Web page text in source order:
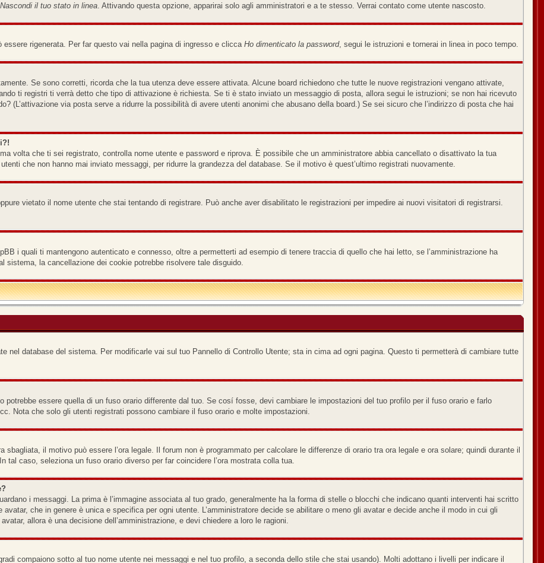
Nascondi il tuo stato in linea. Attivando questa opzione, apparirai solo agli amministratori e a te stesso. Verrai contato come utente nascosto.
rigenerata. Per far questo vai nella pagina di ingresso e clicca Ho dimenticato la password, segui le istruzioni e tornerai in linea in poco tempo.
Se sono corretti, ricorda che la tua utenza deve essere attivata. Alcune board richiedono che tutte le nuove registrazioni vengano attivate,
ti registri ti verrà detto che tipo di attivazione è richiesta. Se ti è stato inviato un messaggio di posta, allora segui le istruzioni; se non hai ricevuto
(L’attivazione via posta serve a ridurre la possibilità di avere utenti anonimi che abusano della board.) Se sei sicuro che l’indirizzo di posta che hai
volta che ti sei registrato, controlla nome utente e password e riprova. È possibile che un amministratore abbia cancellato o disattivato la tua
che non hanno mai inviato messaggi, per ridurre la grandezza del database. Se il motivo è quest’ultimo registrati nuovamente.
vietato il nome utente che stai tentando di registrare. Può anche aver disabilitato le registrazioni per impedire ai nuovi visitatori di registrarsi.
i quali ti mantengono autenticato e connesso, oltre a permetterti ad esempio di tenere traccia di quello che hai letto, se l’amministrazione ha
la cancellazione dei cookie potrebbe risolvere tale disguido.
nel database del sistema. Per modificarle vai sul tuo Pannello di Controllo Utente; sta in cima ad ogni pagina. Questo ti permetterà di cambiare tutte
potrebbe essere quella di un fuso orario differente dal tuo. Se cosí fosse, devi cambiare le impostazioni del tuo profilo per il fuso orario e farlo
Nota che solo gli utenti registrati possono cambiare il fuso orario e molte impostazioni.
il motivo può essere l’ora legale. Il forum non è programmato per calcolare le differenze di orario tra ora legale e ora solare; quindi durante il
tal caso, seleziona un fuso orario diverso per far coincidere l’ora mostrata colla tua.
i messaggi. La prima è l’immagine associata al tuo grado, generalmente ha la forma di stelle o blocchi che indicano quanti interventi hai scritto
che in genere è unica e specifica per ogni utente. L’amministratore decide se abilitare o meno gli avatar e decide anche il modo in cui gli
allora è una decisione dell’amministrazione, e devi chiedere a loro le ragioni.
compaiono sotto al tuo nome utente nei messaggi e nel tuo profilo, a seconda dello stile che stai usando). Molti adottano i livelli per indicare il